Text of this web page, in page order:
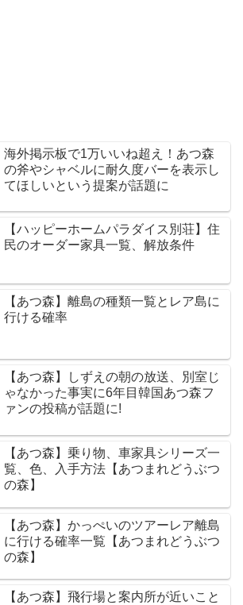
海外掲示板で1万いいね超え！あつ森
の斧やシャベルに耐久度バーを表示し
てほしいという提案が話題に
【ハッピーホームパラダイス別荘】住
民のオーダー家具一覧、解放条件
【あつ森】離島の種類一覧とレア島に
行ける確率
【あつ森】しずえの朝の放送、別室じ
ゃなかった事実に6年目韓国あつ森フ
ァンの投稿が話題に!
【あつ森】乗り物、車家具シリーズ一
覧、色、入手方法【あつまれどうぶつ
の森】
【あつ森】かっぺいのツアーレア離島
に行ける確率一覧【あつまれどうぶつ
の森】
【あつ森】飛行場と案内所が近いこと